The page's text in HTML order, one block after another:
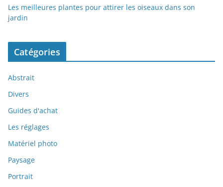
Les meilleures plantes pour attirer les oiseaux dans son
jardin
Catégories
Abstrait
Divers
Guides d'achat
Les réglages
Matériel photo
Paysage
Portrait